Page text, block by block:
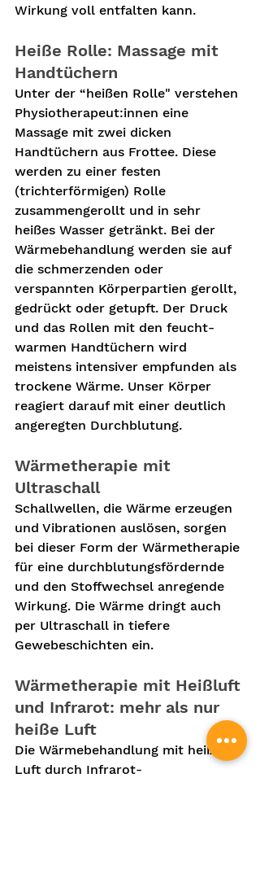
Wirkung voll entfalten kann.
Heiße Rolle: Massage mit
Handtüchern
Unter der “heißen Rolle" verstehen
Physiotherapeut:innen eine
Massage mit zwei dicken
Handtüchern aus Frottee. Diese
werden zu einer festen
(trichterförmigen) Rolle
zusammengerollt und in sehr
heißes Wasser getränkt. Bei der
Wärmebehandlung werden sie auf
die schmerzenden oder
verspannten Körperpartien gerollt,
gedrückt oder getupft. Der Druck
und das Rollen mit den feucht-
warmen Handtüchern wird
meistens intensiver empfunden als
trockene Wärme. Unser Körper
reagiert darauf mit einer deutlich
angeregten Durchblutung.
Wärmetherapie mit
Ultraschall
Schallwellen, die Wärme erzeugen
und Vibrationen auslösen, sorgen
bei dieser Form der Wärmetherapie
für eine durchblutungsfördernde
und den Stoffwechsel anregende
Wirkung. Die Wärme dringt auch
per Ultraschall in tiefere
Gewebeschichten ein.
Wärmetherapie mit Heißluft
und Infrarot: mehr als nur
heiße Luft
Die Wärmebehandlung mit heißer
Luft durch Infrarot-